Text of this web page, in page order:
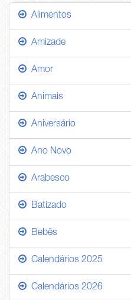
Alimentos
Amizade
Amor
Animais
Aniversário
Ano Novo
Arabesco
Batizado
Bebês
Calendários 2025
Calendários 2026